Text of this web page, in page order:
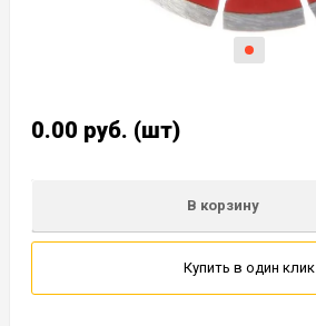
0.00 руб. (шт)
В корзину
Купить в один клик